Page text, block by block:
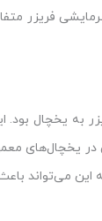
فریزر
یخچال بود.
در یخچال‌های
می‌تواند